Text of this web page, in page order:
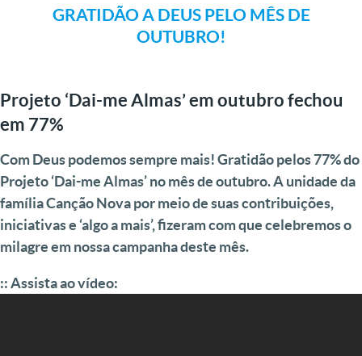
GRATIDÃO A DEUS PELO MÊS DE
OUTUBRO!
Projeto ‘Dai-me Almas’ em outubro fechou
em 77%
Com Deus podemos sempre mais! Gratidão pelos 77% do
Projeto ‘Dai-me Almas’ no mês de outubro. A unidade da
família Canção Nova por meio de suas contribuições,
iniciativas e ‘algo a mais’, fizeram com que celebremos o
milagre em nossa campanha deste mês.
:: Assista ao vídeo: